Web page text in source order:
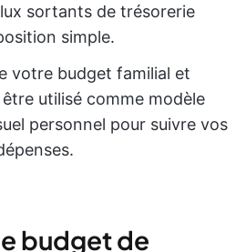
sortants de trésorerie
simple.
votre budget familial et
utilisé comme modèle
personnel pour suivre vos
budget de